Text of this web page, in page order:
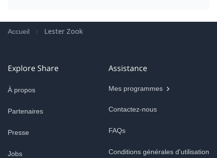
Accueil Lester Zook
Explore Share
À propos
Partenaires
Presse
Jobs
Assistance
Mes programmes
Contactez-nous
FAQs
Conditions générales d'utilisation